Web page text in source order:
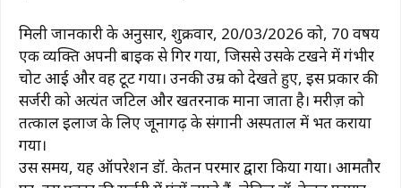
मिली जानकारी के अनुसार, शुक्रवार, 20/03/2026 को, 70 वर्षीय
एक व्यक्ति अपनी बाइक से गिर गया, जिससे उसके टखने में गंभीर
चोट आई और वह टूट गया। उनकी उम्र को देखते हुए, इस प्रकार की
सर्जरी को अत्यंत जटिल और खतरनाक माना जाता है। मरीज़ को
तत्काल इलाज के लिए जूनागढ़ के संगानी अस्पताल में भर्ती कराया
गया।
उस समय, यह ऑपरेशन डॉ. केतन परमार द्वारा किया गया। आमतौर